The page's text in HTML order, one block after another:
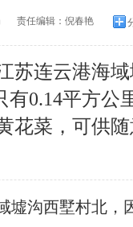
责任编辑： 倪春艳
苏连云港海
0.14平方公
花菜，可供
沟西墅村北，